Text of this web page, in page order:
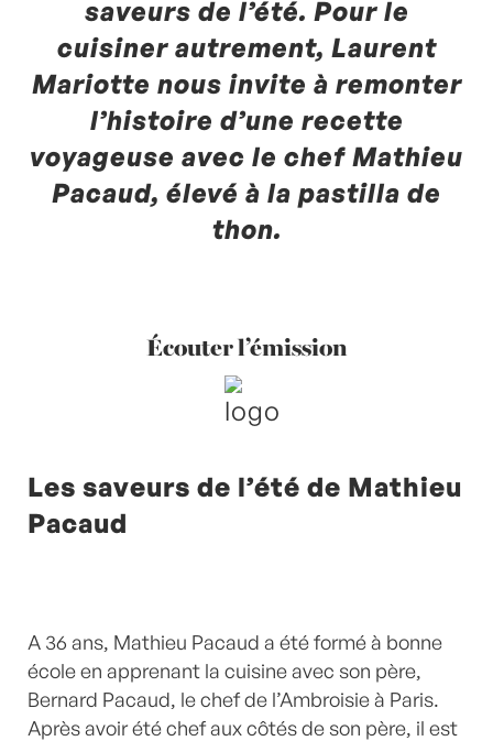
saveurs de l’été. Pour le
cuisiner autrement, Laurent
Mariotte nous invite à remonter
l’histoire d’une recette
voyageuse avec le chef Mathieu
Pacaud, élevé à la pastilla de
thon.
Écouter l’émission
Les saveurs de l’été de Mathieu
Pacaud
A 36 ans, Mathieu Pacaud a été formé à bonne
école en apprenant la cuisine avec son père,
Bernard Pacaud, le chef de l’Ambroisie à Paris.
Après avoir été chef aux côtés de son père, il est